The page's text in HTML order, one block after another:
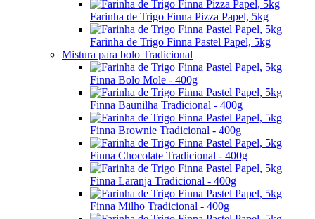
Farinha de Trigo Finna Pizza Papel, 5kg
Farinha de Trigo Finna Pastel Papel, 5kg
Mistura para bolo Tradicional
Finna Bolo Mole - 400g
Finna Baunilha Tradicional - 400g
Finna Brownie Tradicional - 400g
Finna Chocolate Tradicional - 400g
Finna Laranja Tradicional - 400g
Finna Milho Tradicional - 400g